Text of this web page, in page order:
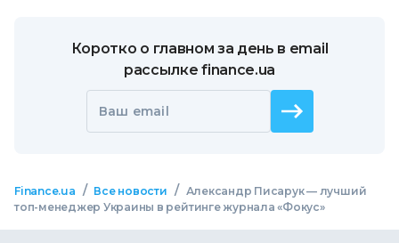
Коротко о главном за день в email
рассылке finance.ua
Ваш email
Finance.ua / Все новости / Александр Писарук — лучший
топ-менеджер Украины в рейтинге журнала «Фокус»